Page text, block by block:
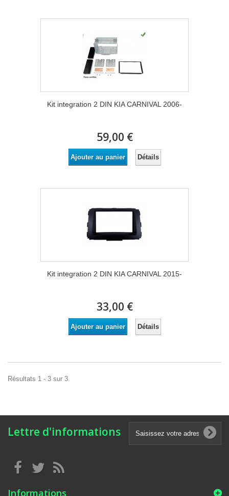
Kit integration 2 DIN KIA CARNIVAL 2006-
59,00 €
Ajouter au panier Détails
Kit integration 2 DIN KIA CARNIVAL 2015-
33,00 €
Ajouter au panier Détails
Résultats 1 - 3 sur 3.
Lettre d'informations
Informations